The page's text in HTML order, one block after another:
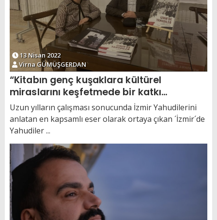
13 Nisan 2022
Virna GÜMÜŞGERDAN
“Kitabın genç kuşaklara kültürel
miraslarını keşfetmede bir katkı
sağlaması en büyük dileğimiz”
Uzun yılların çalışması sonucunda İzmir Yahudilerini
anlatan en kapsamlı eser olarak ortaya çıkan ´İzmir´de
Yahudiler ...